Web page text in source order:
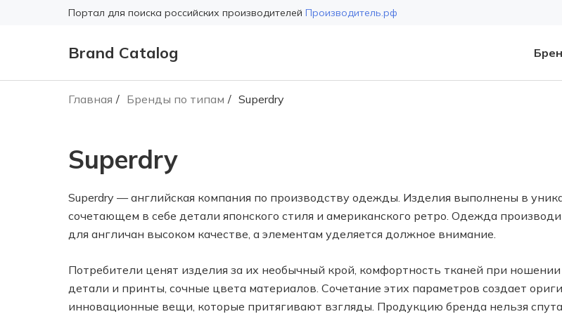
Портал для поиска российских производителей Производитель.рф
Brand Catalog
Главная Бренды по типам Superdry
Superdry
Superdry — английская компания по производству одежды. Изделия выполнены в
сочетающем в себе детали японского стиля и американского ретро. Одежда
для англичан высоком качестве, а элементам уделяется должное внимание.
Потребители ценят изделия за их необычный крой, комфортность тканей при
детали и принты, сочные цвета материалов. Сочетание этих параметров создает
инновационные вещи, которые притягивают взгляды. Продукцию бренда нельзя